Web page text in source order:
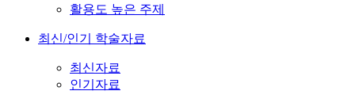
활용도 높은 주제
최신/인기 학술자료
최신자료
인기자료